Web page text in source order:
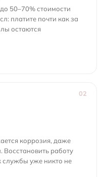
50–70% стоимости
платите почти как за
остаются
02
коррозия, даже
Восстановить работу
службы уже никто не